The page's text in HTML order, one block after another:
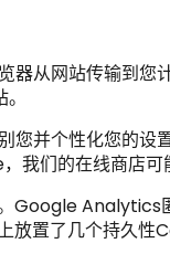
从网站传输到
并个性化您的
我们的在线商店可
Analytics
置了几个持久